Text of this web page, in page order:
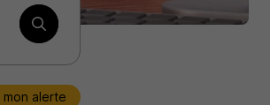
mon alerte